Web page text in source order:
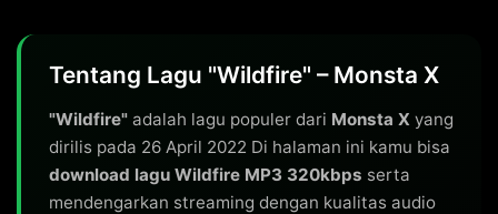
Tentang Lagu "Wildfire" – Monsta X
"Wildfire" adalah lagu populer dari Monsta X yang
dirilis pada 26 April 2022 Di halaman ini kamu bisa
download lagu Wildfire MP3 320kbps serta
mendengarkan streaming dengan kualitas audio